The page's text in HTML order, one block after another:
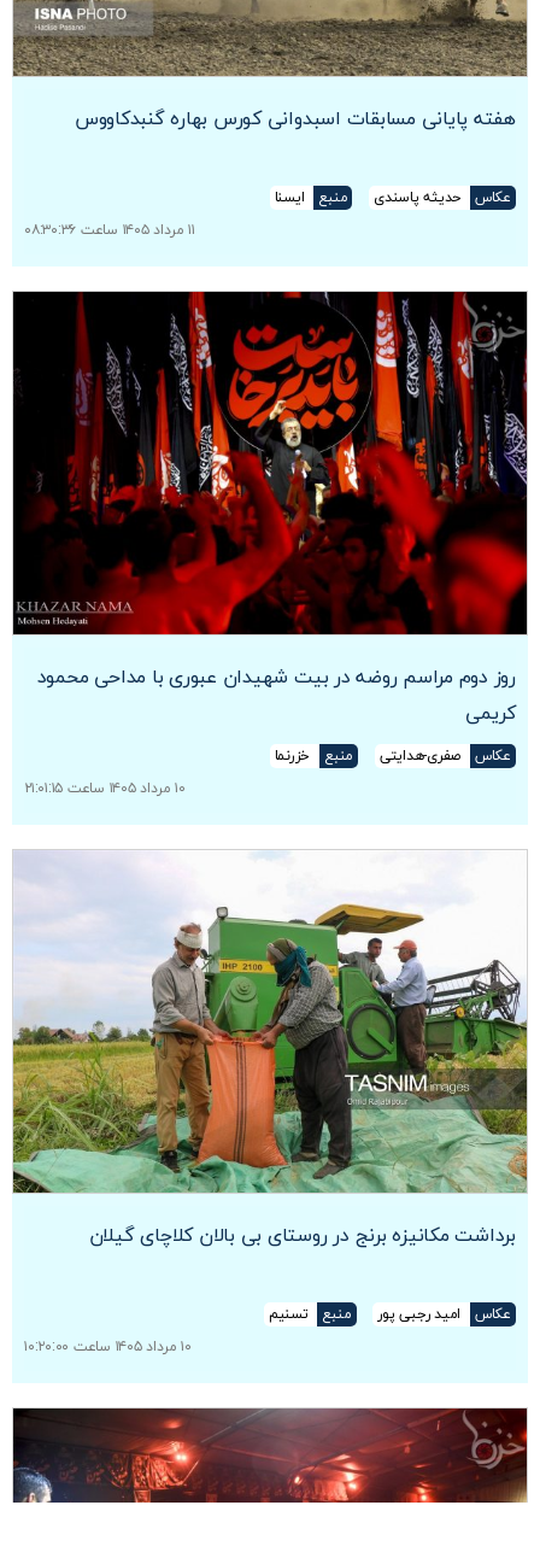
هفته پایانی مسابقات اسبدوانی کورس بهاره گنبدکاووس
عکاس حدیثه پاسندی منبع
ایسنا
۱۱ مرداد ۱۴۰۵ ساعت ۰۸:۳۰:۳۶
روز دوم مراسم روضه در بیت شهیدان عبوری با مداحی محمود
کریمی
عکاس صفری-هدایتی منبع
خزرنما
۱۰ مرداد ۱۴۰۵ ساعت ۲۱:۰۱:۱۵
برداشت مکانیزه برنج در روستای بی بالان کلاچای گیلان
عکاس امید رجبی پور منبع
تسنیم
۱۰ مرداد ۱۴۰۵ ساعت ۱۰:۲۰:۰۰